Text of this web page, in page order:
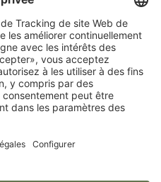
A propos
Mentions légales
CGV
Protection des données
Garantie
Déclaration
Cookie préferences